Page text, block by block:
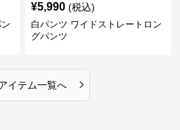
¥5,990 (税込)
白パンツ ワイドストレートロン
グパンツ
イテム一覧へ ›